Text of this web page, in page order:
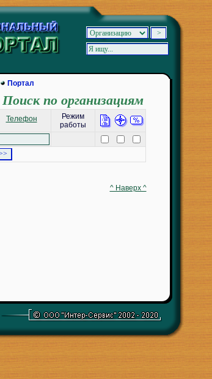
Портал
Поиск по организациям
Телефон
Режим
работы
^ Наверх ^